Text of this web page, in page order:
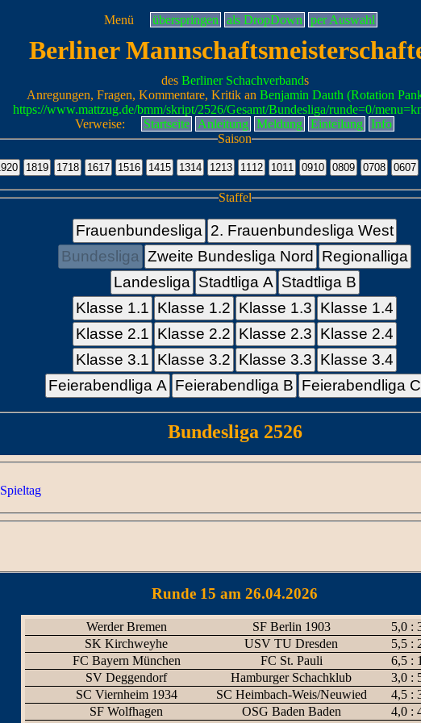
Menü überspringen als DropDown per Auswahl
Berliner
des Berliner Schachverbands
Anregungen, Fragen, Kommentare, Kritik an Benjamin Dauth (Rotation
https://www.mattzug.de/bmm/skript/2526/Gesamt/Bundesliga/runde=0/
Verweise:
Startseite Anleitung Meldung Einteilung
Info
Saison
Staffel
Frauenbundesliga 2. Frauenbundesliga West
Bundesliga Zweite Bundesliga Nord
Regionalliga
Landesliga Stadtliga A Stadtliga B
Klasse 1.1 Klasse 1.2 Klasse 1.3 Klasse 1.4
Klasse 2.1 Klasse 2.2 Klasse 2.3 Klasse 2.4
Klasse 3.1 Klasse 3.2 Klasse 3.3 Klasse 3.4
Feierabendliga A Feierabendliga B Feierabendliga C
Bundesliga 2526
Spieltag
Runde 15 am 26.04.2026
Werder Bremen SF Berlin 1903
5,0 :
SK Kirchweyhe
USV TU Dresden
5,5 :
FC Bayern München
FC St. Pauli
6,5 :
SV Deggendorf
Hamburger Schachklub
3,0 :
SC Viernheim 1934
SC Heimbach-Weis/Neuwied
4,5 :
SF Wolfhagen
OSG Baden Baden
4,0 :